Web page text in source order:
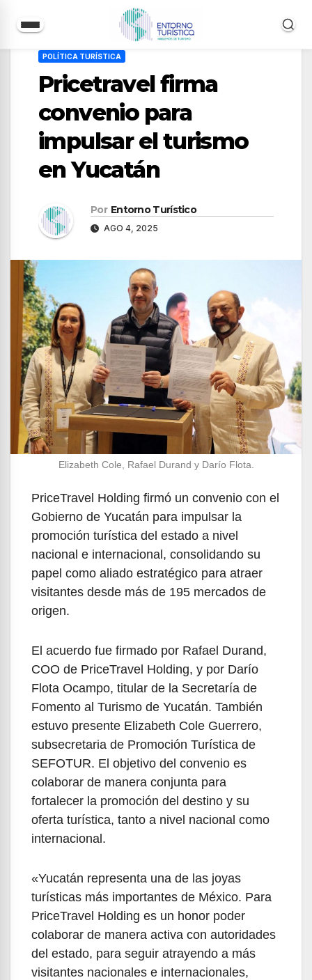
contenido
POLÍTICA TURÍSTICA
Pricetravel firma
convenio para
impulsar el turismo
en Yucatán
Por Entorno Turístico
AGO 4, 2025
Elizabeth Cole, Rafael Durand y Darío Flota.
PriceTravel Holding firmó un convenio con el
Gobierno de Yucatán para impulsar la
promoción turística del estado a nivel
nacional e internacional, consolidando su
papel como aliado estratégico para atraer
visitantes desde más de 195 mercados de
origen.
El acuerdo fue firmado por Rafael Durand,
COO de PriceTravel Holding, y por Darío
Flota Ocampo, titular de la Secretaría de
Fomento al Turismo de Yucatán. También
estuvo presente Elizabeth Cole Guerrero,
subsecretaria de Promoción Turística de
SEFOTUR. El objetivo del convenio es
colaborar de manera conjunta para
fortalecer la promoción del destino y su
oferta turística, tanto a nivel nacional como
internacional.
«Yucatán representa una de las joyas
turísticas más importantes de México. Para
PriceTravel Holding es un honor poder
colaborar de manera activa con autoridades
del estado, para seguir atrayendo a más
visitantes nacionales e internacionales,